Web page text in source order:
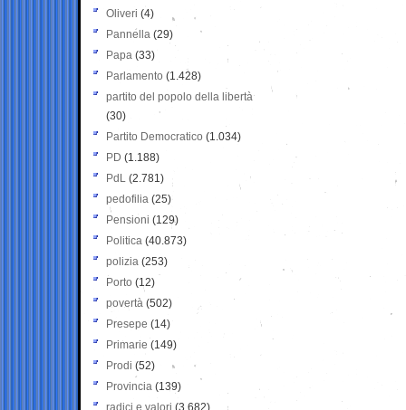
Oliveri (4)
Pannella (29)
Papa (33)
Parlamento (1.428)
partito del popolo della libertà
(30)
Partito Democratico (1.034)
PD (1.188)
PdL (2.781)
pedofilia (25)
Pensioni (129)
Politica (40.873)
polizia (253)
Porto (12)
povertà (502)
Presepe (14)
Primarie (149)
Prodi (52)
Provincia (139)
radici e valori (3.682)